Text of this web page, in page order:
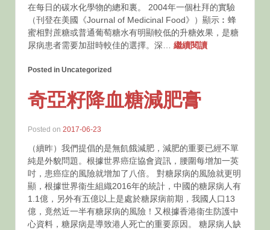
在每日的碳水化學物的總和裏。 2004年一個杜拜的實驗
（刊登在美國《Journal of Medicinal Food》）顯示︰蜂
蜜相對蔗糖或普通葡萄糖水有明顯較低的升糖效果，是糖
尿病患者需要加甜時較佳的選擇。深… 繼續閱讀
Posted in Uncategorized
奇亞籽降血糖減肥膏
Posted on 2017-06-23
（續昨）我們提倡的是無飢餓減肥，減肥的重要已經不單
純是外貌問題。根據世界癌症協會資訊，腰圍每增加一英
吋，患癌症的風險就增加了八倍。 對糖尿病的風險就更明
顯，根據世界衞生組織2016年的統計，中國的糖尿病人有
1.1億，另外有五億以上是處於糖尿病前期，我國人口13
億，竟然近一半有糖尿病的風險！又根據香港衞生防護中
心資料，糖尿病是導致港人死亡的重要原因。 糖尿病人缺